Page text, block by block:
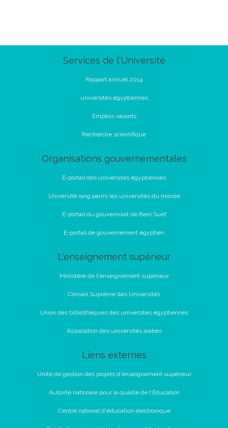
Services de l'Université
Rapport annuel 2014
universités égyptiennes
Emplois vacants
Recherche scientifique
Organisations gouvernementales
E-portail des universités égyptiennes
Université rang parmi les universités du monde
E-portail du gouvernorat de Beni Suef
E-portail de gouvernement égyptien
L'enseignement supérieur
Ministère de l'enseignement supérieur
Conseil Suprême des Universités
Union des bibliothèques des universités égyptiennes
Association des universités arabes
Liens externes
Unité de gestion des projets d'enseignement supérieur
Autorité nationale pour la qualité de l'Éducation
Centre national d'éducation électronique